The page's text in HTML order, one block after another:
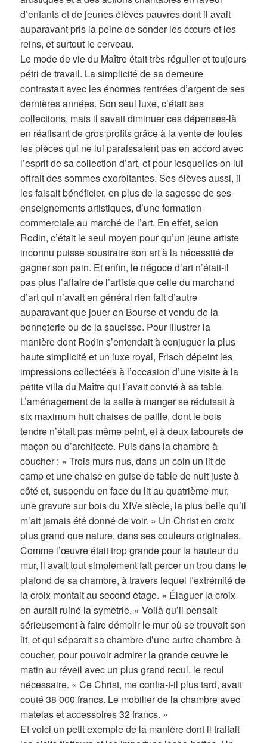
d’enfants et de jeunes élèves pauvres dont il avait
auparavant pris la peine de sonder les cœurs et les
reins, et surtout le cerveau.
Le mode de vie du Maître était très régulier et toujours
pétri de travail. La simplicité de sa demeure
contrastait avec les énormes rentrées d’argent de ses
dernières années. Son seul luxe, c’était ses
collections, mais il savait diminuer ces dépenses-là
en réalisant de gros profits grâce à la vente de toutes
les pièces qui ne lui paraissaient pas en accord avec
l’esprit de sa collection d’art, et pour lesquelles on lui
offrait des sommes exorbitantes. Ses élèves aussi, il
les faisait bénéficier, en plus de la sagesse de ses
enseignements artistiques, d’une formation
commerciale au marché de l’art. En effet, selon
Rodin, c’était le seul moyen pour qu’un jeune artiste
inconnu puisse soustraire son art à la nécessité de
gagner son pain. Et enfin, le négoce d’art n’était-il
pas plus l’affaire de l’artiste que celle du marchand
d’art qui n’avait en général rien fait d’autre
auparavant que jouer en Bourse et vendu de la
bonneterie ou de la saucisse. Pour illustrer la
manière dont Rodin s’entendait à conjuguer la plus
haute simplicité et un luxe royal, Frisch dépeint les
impressions collectées à l’occasion d’une visite à la
petite villa du Maître qui l’avait convié à sa table.
L’aménagement de la salle à manger se réduisait à
six maximum huit chaises de paille, dont le bois
tendre n’était pas même peint, et à deux tabourets de
maçon ou d’architecte. Puis dans la chambre à
coucher : « Trois murs nus, dans un coin un lit de
camp et une chaise en guise de table de nuit juste à
côté et, suspendu en face du lit au quatrième mur,
une gravure sur bois du XIVe siècle, la plus belle qu’il
m’ait jamais été donné de voir. » Un Christ en croix
plus grand que nature, dans ses couleurs originales.
Comme l’œuvre était trop grande pour la hauteur du
mur, il avait tout simplement fait percer un trou dans le
plafond de sa chambre, à travers lequel l’extrémité de
la croix montait au second étage. « Élaguer la croix
en aurait ruiné la symétrie. » Voilà qu’il pensait
sérieusement à faire démolir le mur où se trouvait son
lit, et qui séparait sa chambre d’une autre chambre à
coucher, pour pouvoir admirer la grande œuvre le
matin au réveil avec un plus grand recul, le recul
nécessaire. « Ce Christ, me confia-t-il plus tard, avait
couté 38 000 francs. Le mobilier de la chambre avec
matelas et accessoires 32 francs. »
Et voici un petit exemple de la manière dont il traitait